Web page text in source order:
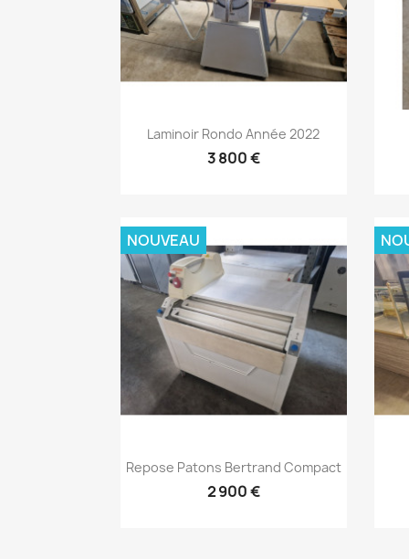
Aperçu rapide
Laminoir Rondo Année 2022
3 800 €
Aperçu rapide
Repose Patons Bertrand Compact
2 900 €
NOUVEAU